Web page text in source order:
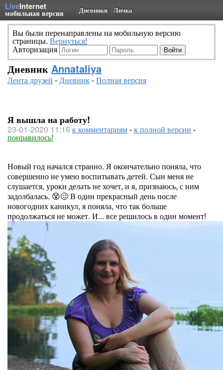
LiveInternet
мобильная версия Дневники Личка
Вы были перенаправлены на мобильную версию
страницы. Вернуться!
Авторизация
Дневник Annataliya
Лента друзей -Дневник-Полная версия
Я вышла на работу!
23-01-2020 11:16 к комментариям-к полной версии -
понравилось!
Новый год начался странно. Я окончательно поняла, что
совершенно не умею воспитывать детей. Сын меня не
слушается, уроки делать не хочет, и я, признаюсь, с ним
задолбалась. 😵🥴 В один прекрасный день после
новогодних каникул, я поняла, что так больше
продолжаться не может. И... все решилось в один момент!